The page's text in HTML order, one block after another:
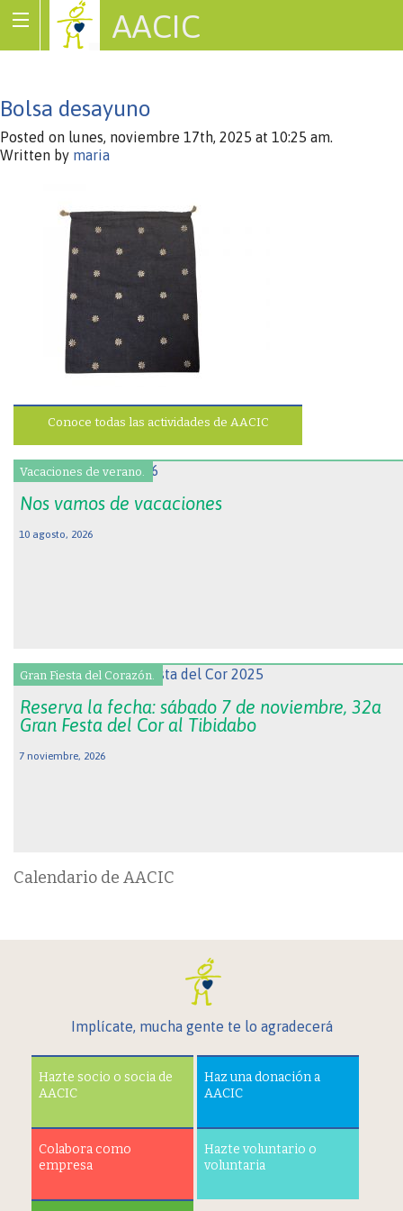
AACIC
Bolsa desayuno
Posted on lunes, noviembre 17th, 2025 at 10:25 am.
Written by maria
Conoce todas las actividades de AACIC
Vacaciones de verano.
Nos vamos de vacaciones
10 agosto, 2026
Gran Fiesta del Corazón.
Reserva la fecha: sábado 7 de noviembre, 32a
Gran Festa del Cor al Tibidabo
7 noviembre, 2026
Calendario de AACIC
Implícate, mucha gente te lo agradecerá
Hazte socio o socia de
AACIC
Haz una donación a
AACIC
Colabora como
empresa
Hazte voluntario o
voluntaria